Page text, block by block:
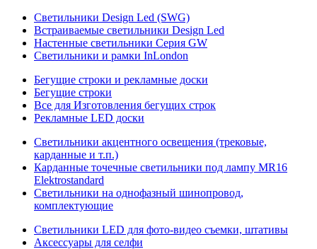
Светильники Design Led (SWG)
Встраиваемые светильники Design Led
Настенные светильники Серия GW
Светильники и рамки InLondon
Бегущие строки и рекламные доски
Бегущие строки
Все для Изготовления бегущих строк
Рекламные LED доски
Светильники акцентного освещения (трековые,
карданные и т.п.)
Карданные точечные светильники под лампу MR16
Elektrostandard
Светильники на однофазный шинопровод,
комплектующие
Светильники LED для фото-видео съемки, штативы
Аксессуары для селфи